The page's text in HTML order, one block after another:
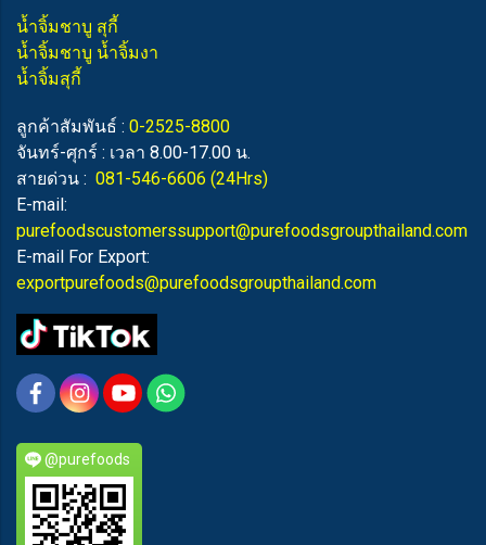
น้ำจิ้มชาบู สุกี้
น้ำจิ้มชาบู น้ำจิ้มงา
น้ำจิ้มสุกี้
ลูกค้าสัมพันธ์ : 0-2525-8800
จันทร์-ศุกร์ : เวลา 8.00-17.00 น.
สายด่วน : 081-546-6606 (24Hrs)
E-mail:
purefoodscustomerssupport@purefoodsgroupthailand.com
E-mail For Export:
exportpurefoods@purefoodsgroupthailand.com
@purefoods